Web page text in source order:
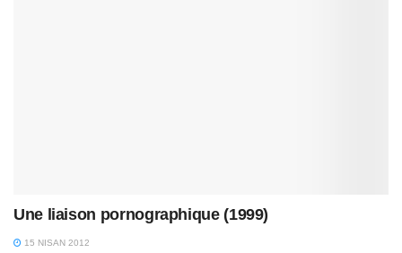
Une liaison pornographique (1999)
15 NISAN 2012